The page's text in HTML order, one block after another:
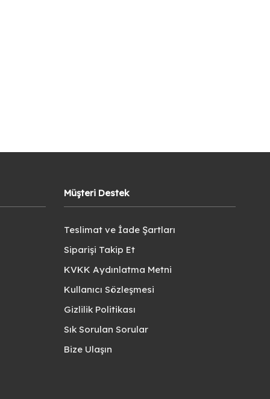
Müşteri Destek
Teslimat ve İade Şartları
Siparişi Takip Et
KVKK Aydınlatma Metni
Kullanıcı Sözleşmesi
Gizlilik Politikası
Sık Sorulan Sorular
Bize Ulaşın